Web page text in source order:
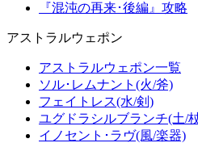
『混沌の再来･後編』攻略
アストラルウェポン
アストラルウェポン一覧
ソル･レムナント(火/斧)
フェイトレス(水/剣)
ユグドラシルブランチ(土/
イノセント･ラヴ(風/楽器)